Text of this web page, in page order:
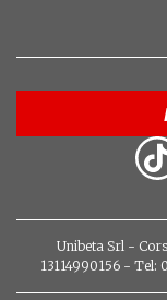
Unibeta Srl -
13114990156 -